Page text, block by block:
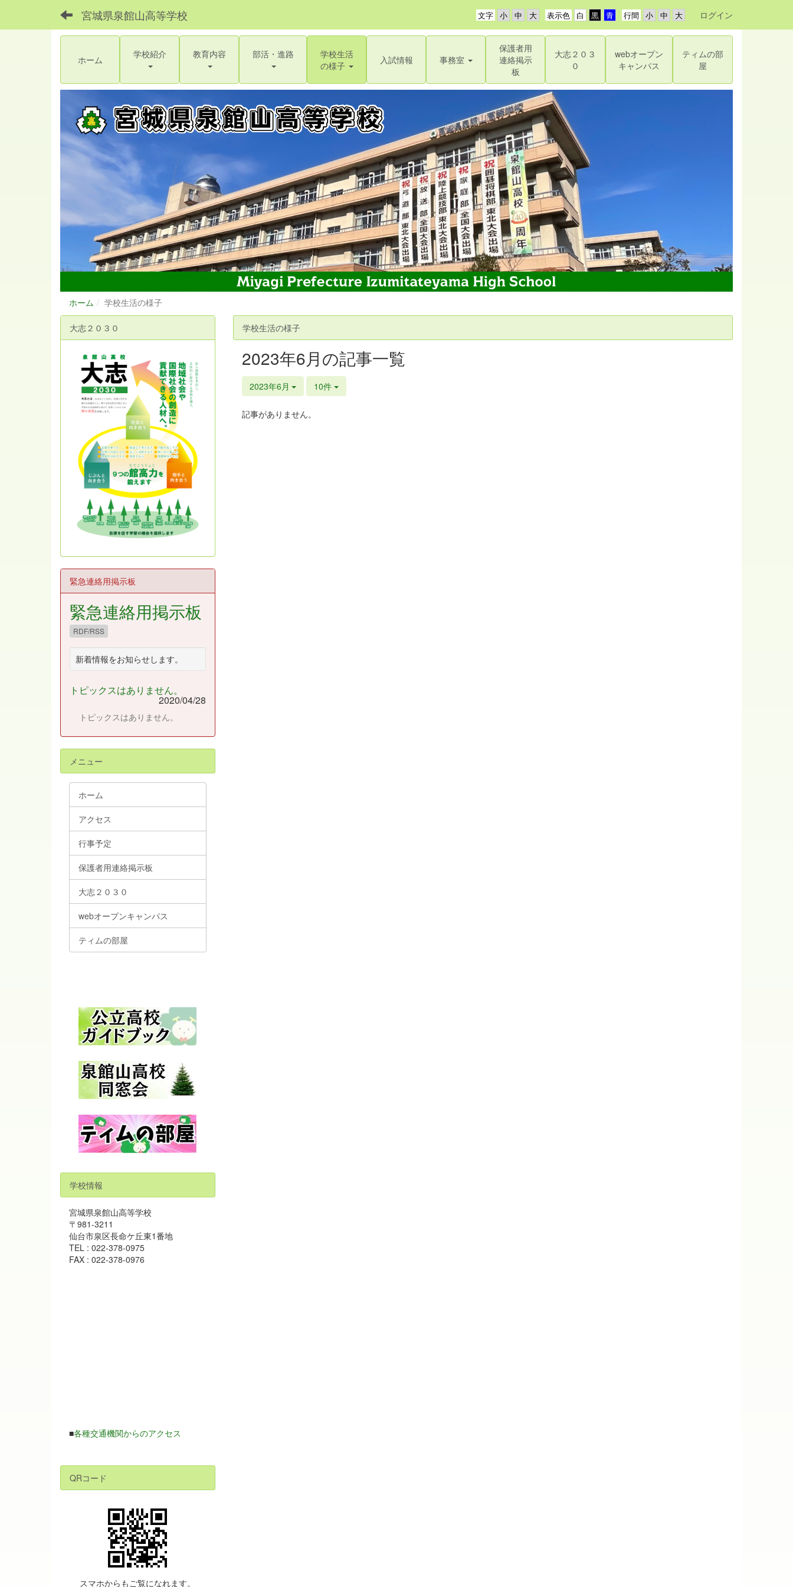
宮城県泉館山高等学校 行間
表示色
文字 ログイン
ホーム 学校紹介 教育内容 部活・進路
学校生活
の様子
入試情報 事務室
保護者用
連絡掲示
板
大志２０３
０
webオープン
キャンパス
ティムの部
屋
ホーム 学校生活の様子
学校生活の様子
2023年6月の記事一覧
2023年6月 10件
記事がありません。
大志２０３０
緊急連絡用掲示板
緊急連絡用掲示板
RDF/RSS
新着情報をお知らせします。
トピックスはありません。
2020/04/28
トピックスはありません。
メニュー
ホーム
アクセス
行事予定
保護者用連絡掲示板
大志２０３０
webオープンキャンパス
ティムの部屋
学校情報
宮城県泉館山高等学校
〒981-3211
仙台市泉区長命ケ丘東1番地
TEL : 022-378-0975
FAX : 022-378-0976
■各種交通機関からのアクセス
QRコード
スマホからもご覧になれます。